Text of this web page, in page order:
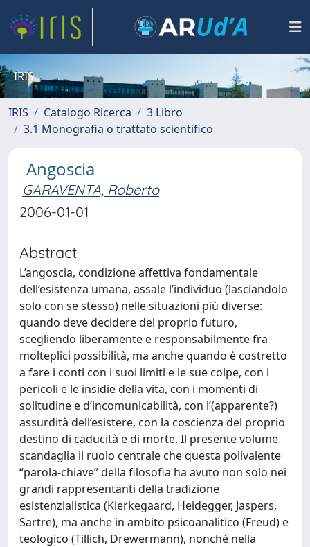
IRIS
IRIS Catalogo Ricerca
3 Libro
3.1 Monografia o trattato scientifico
Angoscia
GARAVENTA, Roberto
2006-01-01
Abstract
L’angoscia, condizione affettiva fondamentale
dell’esistenza umana, assale l’individuo (lasciandolo
solo con se stesso) nelle situazioni più diverse:
quando deve decidere del proprio futuro,
scegliendo liberamente e responsabilmente fra
molteplici possibilità, ma anche quando è costretto
a fare i conti con i suoi limiti e le sue colpe, con i
pericoli e le insidie della vita, con i momenti di
solitudine e d’incomunicabilità, con l’(apparente?)
assurdità dell’esistere, con la coscienza del proprio
destino di caducità e di morte. Il presente volume
scandaglia il ruolo centrale che questa polivalente
“parola-chiave” della filosofia ha avuto non solo nei
grandi rappresentanti della tradizione
esistenzialistica (Kierkegaard, Heidegger, Jaspers,
Sartre), ma anche in ambito psicoanalitico (Freud) e
teologico (Tillich, Drewermann), nonché nella